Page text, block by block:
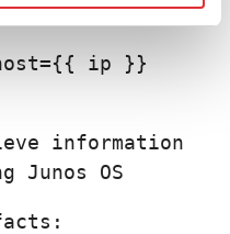
ip }}
information
Junos OS